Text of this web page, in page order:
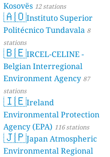
Kosovës 12 stations
🇦🇴Instituto Superior
Politécnico Tundavala 8
stations
🇧🇪IRCEL-CELINE -
Belgian Interregional
Environment Agency 87
stations
🇮🇪Ireland
Environmental Protection
Agency (EPA) 116 stations
🇯🇵Japan Atmospheric
Environmental Regional